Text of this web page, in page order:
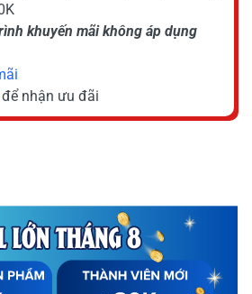
khuyến mãi không áp dụng
để nhận ưu đãi